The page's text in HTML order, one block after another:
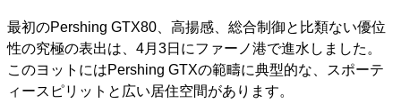
最初のPershing GTX80、高揚感、総合制御と比類ない優位
性の究極の表出は、4月3日にファーノ港で進水しました。
このヨットにはPershing GTXの範疇に典型的な、スポーテ
ィースピリットと広い居住空間があります。